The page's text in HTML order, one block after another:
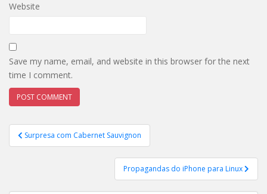
Website
Save my name, email, and website in this browser for the next
time I comment.
Post
navigation
Surpresa com Cabernet Sauvignon
Propagandas do iPhone para Linux